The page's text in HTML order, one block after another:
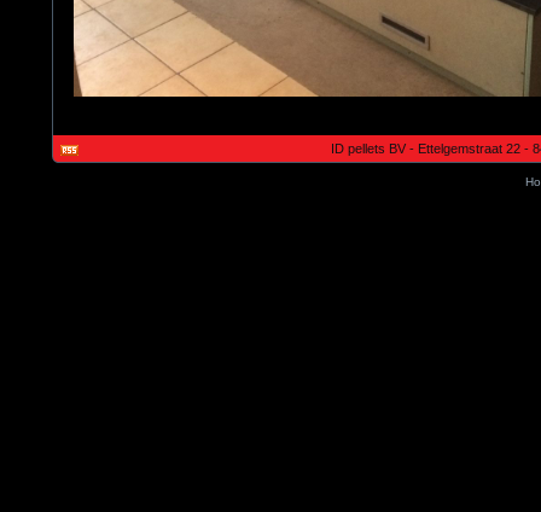
ID pellets BV - Ettelgemstraat 22 -